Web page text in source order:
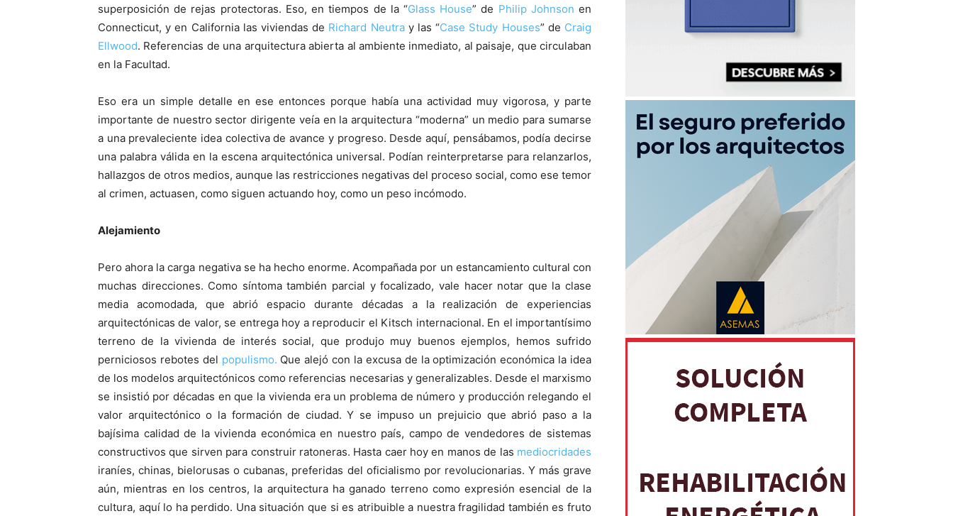
superposición de rejas protectoras. Eso, en tiempos de la “Glass House” de Philip Johnson en
Connecticut, y en California las viviendas de Richard Neutray las “Case Study Houses” de Craig
Ellwood. Referencias de una arquitectura abierta al ambiente inmediato, al paisaje, que circulaban
en la Facultad.
Eso era un simple detalle en ese entonces porque había una actividad muy vigorosa, y parte
importante de nuestro sector dirigente veía en la arquitectura “moderna” un medio para sumarse
a una prevaleciente idea colectiva de avance y progreso. Desde aquí, pensábamos, podía decirse
una palabra válida en la escena arquitectónica universal. Podían reinterpretarse para relanzarlos,
hallazgos de otros medios, aunque las restricciones negativas del proceso social, como ese temor
al crimen, actuasen, como siguen actuando hoy, como un peso incómodo.
Alejamiento
Pero ahora la carga negativa se ha hecho enorme. Acompañada por un estancamiento cultural con
muchas direcciones. Como síntoma también parcial y focalizado, vale hacer notar que la clase
media acomodada, que abrió espacio durante décadas a la realización de experiencias
arquitectónicas de valor, se entrega hoy a reproducir el Kitsch internacional. En el importantísimo
terreno de la vivienda de interés social, que produjo muy buenos ejemplos, hemos sufrido
perniciosos rebotes del populismo. Que alejó con la excusa de la optimización económica la idea
de los modelos arquitectónicos como referencias necesarias y generalizables. Desde el marxismo
se insistió por décadas en que la vivienda era un problema de número y producción relegando el
valor arquitectónico o la formación de ciudad. Y se impuso un prejuicio que abrió paso a la
bajísima calidad de la vivienda económica en nuestro país, campo de vendedores de sistemas
constructivos que sirven para construir ratoneras. Hasta caer hoy en manos de las mediocridades
iraníes, chinas, bielorusas o cubanas, preferidas del oficialismo por revolucionarias. Y más grave
aún, mientras en los centros, la arquitectura ha ganado terreno como expresión esencial de la
cultura, aquí lo ha perdido. Una situación que si es atribuible a nuestra fragilidad también es fruto